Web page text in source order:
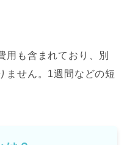
用も含まれており、別
ません。1週間などの短